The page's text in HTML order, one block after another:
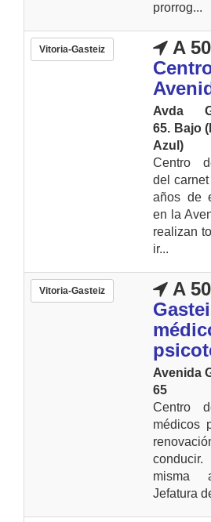
prorrog...
Vitoria-Gasteiz
A
Avda
65. Bajo
Azul)
Centro
del
años de
en la
realizan
ir...
Vitoria-Gasteiz
A
Avenida
65
Centro
médicos
misma
Jefatura